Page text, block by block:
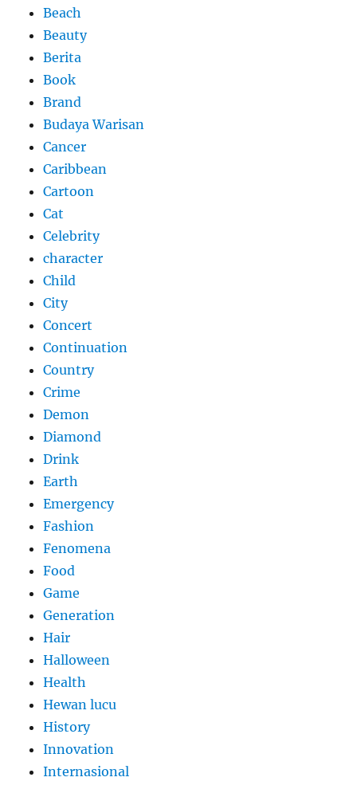
Beach
Beauty
Berita
Book
Brand
Budaya Warisan
Cancer
Caribbean
Cartoon
Cat
Celebrity
character
Child
City
Concert
Continuation
Country
Crime
Demon
Diamond
Drink
Earth
Emergency
Fashion
Fenomena
Food
Game
Generation
Hair
Halloween
Health
Hewan lucu
History
Innovation
Internasional